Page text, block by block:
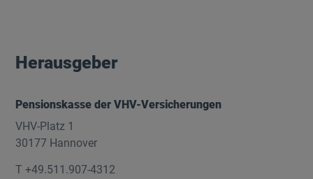
Herausgeber
Pensionskasse der VHV-Versicherungen
VHV-Platz 1
30177 Hannover
T +49.511.907-4312